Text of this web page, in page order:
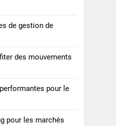
de gestion de
des mouvements
pour le
pour les marchés